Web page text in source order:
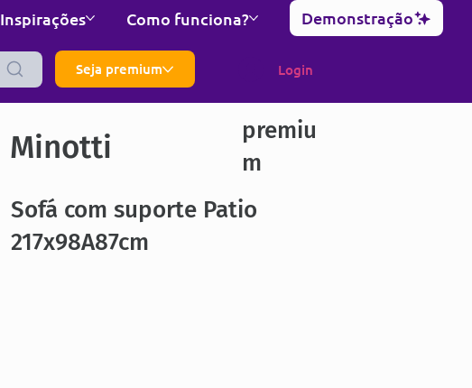
Inspirações Como funciona? Demonstração
Seja premium Login
Minotti
premiu
m
Sofá com suporte Patio
217x98A87cm